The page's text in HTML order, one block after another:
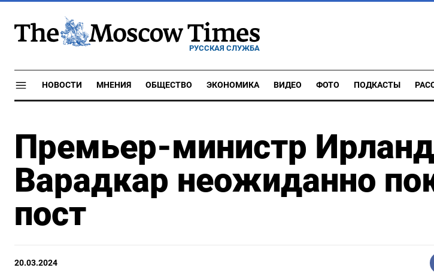
РУССКАЯ СЛУЖБА
НОВОСТИ МНЕНИЯ ОБЩЕСТВО ЭКОНОМИКА ВИДЕО ФОТО ПОДКАСТЫ
Премьер-министр
Варадкар неожиданно
пост
20.03.2024